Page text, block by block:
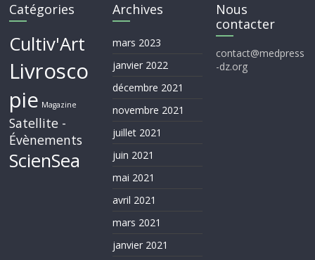
Catégories
Cultiv'Art
Livrosco
pie Magazine
Satellite -
Évènements
ScienSea
Archives
mars 2023
janvier 2022
décembre 2021
novembre 2021
juillet 2021
juin 2021
mai 2021
avril 2021
mars 2021
janvier 2021
Nous
contacter
contact@medpress
-dz.org